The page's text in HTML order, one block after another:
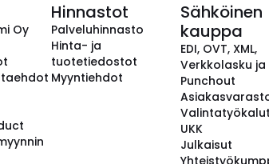
Oy
Hinnastot
Palveluhinnasto
Hinta- ja
tuotetiedostot
Myyntiehdot
Sähköinen
kauppa
EDI, OVT, XML,
Verkkolasku ja
Punchout
Valintatyökalut
UKK
Julkaisut